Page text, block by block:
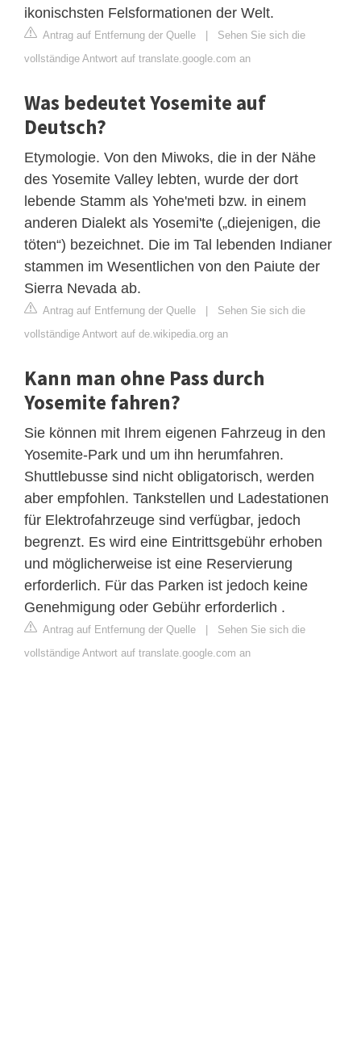
ikonischsten Felsformationen der Welt.
Antrag auf Entfernung der Quelle | Sehen Sie sich die
vollständige Antwort auf translate.google.com an
Was bedeutet Yosemite auf
Deutsch?
Etymologie. Von den Miwoks, die in der Nähe
des Yosemite Valley lebten, wurde der dort
lebende Stamm als Yohe'meti bzw. in einem
anderen Dialekt als Yosemi'te („diejenigen, die
töten“) bezeichnet. Die im Tal lebenden Indianer
stammen im Wesentlichen von den Paiute der
Sierra Nevada ab.
Antrag auf Entfernung der Quelle | Sehen Sie sich die
vollständige Antwort auf de.wikipedia.org an
Kann man ohne Pass durch
Yosemite fahren?
Sie können mit Ihrem eigenen Fahrzeug in den
Yosemite-Park und um ihn herumfahren.
Shuttlebusse sind nicht obligatorisch, werden
aber empfohlen. Tankstellen und Ladestationen
für Elektrofahrzeuge sind verfügbar, jedoch
begrenzt. Es wird eine Eintrittsgebühr erhoben
und möglicherweise ist eine Reservierung
erforderlich. Für das Parken ist jedoch keine
Genehmigung oder Gebühr erforderlich .
Antrag auf Entfernung der Quelle | Sehen Sie sich die
vollständige Antwort auf translate.google.com an